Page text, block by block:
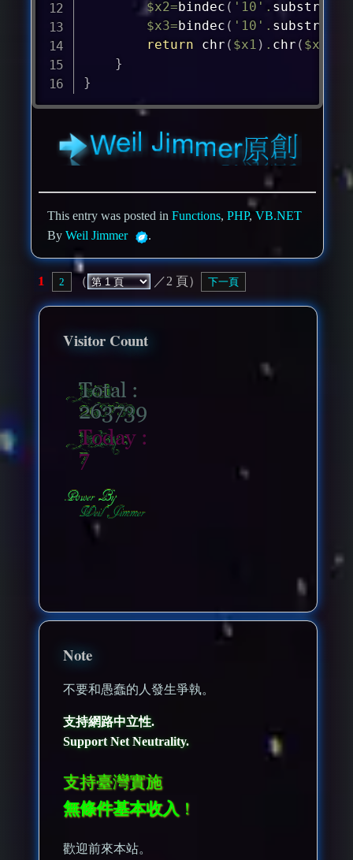
$x2=bindec ( '10' . substr
$x3=bindec ( '10' . substr
return
chr ( $x1 ) . chr ( $x2
}
}
This entry was posted inFunctions,PHP,VB.NET
ByWeil Jimmer .
1 2 （ ／2 頁） 下一頁
Visitor Count
Note
不要和愚蠢的人發生爭執。
支持網路中立性.
Support Net Neutrality.
支持臺灣實施
無條件基本收入 ！
歡迎前來本站。